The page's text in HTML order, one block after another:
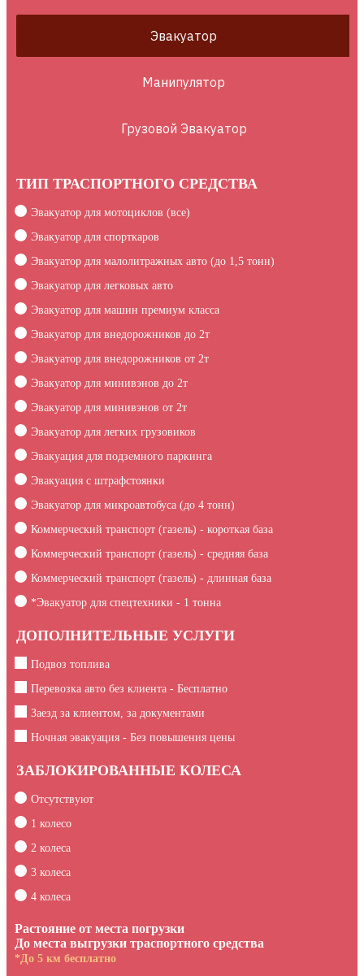
Эвакуатор
Манипулятор
Грузовой Эвакуатор
ТИП ТРАСПОРТНОГО СРЕДСТВА
Эвакуатор для мотоциклов (все)
Эвакуатор для спорткаров
Эвакуатор для малолитражных авто (до 1,5 тонн)
Эвакуатор для легковых авто
Эвакуатор для машин премиум класса
Эвакуатор для внедорожников до 2т
Эвакуатор для внедорожников от 2т
Эвакуатор для минивэнов до 2т
Эвакуатор для минивэнов от 2т
Эвакуатор для легких грузовиков
Эвакуация для подземного паркинга
Эвакуация c штрафстоянки
Эвакуатор для микроавтобуса (до 4 тонн)
Коммерческий транспорт (газель) - короткая база
Коммерческий транспорт (газель) - средняя база
Коммерческий транспорт (газель) - длинная база
*Эвакуатор для спецтехники - 1 тонна
ДОПОЛНИТЕЛЬНЫЕ УСЛУГИ
Подвоз топлива
Перевозка авто без клиента - Бесплатно
Заезд за клиентом, за документами
Ночная эвакуация - Без повышения цены
ЗАБЛОКИРОВАННЫЕ КОЛЕСА
Отсутствуют
1 колесо
2 колеса
3 колеса
4 колеса
Растояние от места погрузки
До места выгрузки траспортного средства
*До 5 км бесплатно